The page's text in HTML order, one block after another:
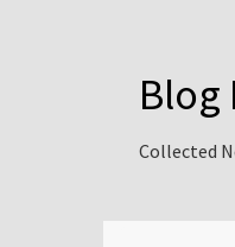
Blog
Collected